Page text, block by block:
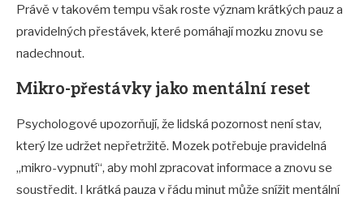
Právě v takovém tempu však roste význam krátkých pauz a
pravidelných přestávek, které pomáhají mozku znovu se
nadechnout.
Mikro-přestávky jako mentální reset
Psychologové upozorňují, že lidská pozornost není stav,
který lze udržet nepřetržitě. Mozek potřebuje pravidelná
„mikro-vypnutí“, aby mohl zpracovat informace a znovu se
soustředit. I krátká pauza v řádu minut může snížit mentální